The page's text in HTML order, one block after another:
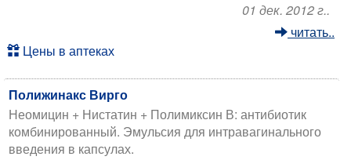
01 дек. 2012 г..
читать..
Цены в аптеках
Полижинакс Вирго
Неомицин + Нистатин + Полимиксин В: антибиотик
комбинированный. Эмульсия для интравагинального
введения в капсулах.